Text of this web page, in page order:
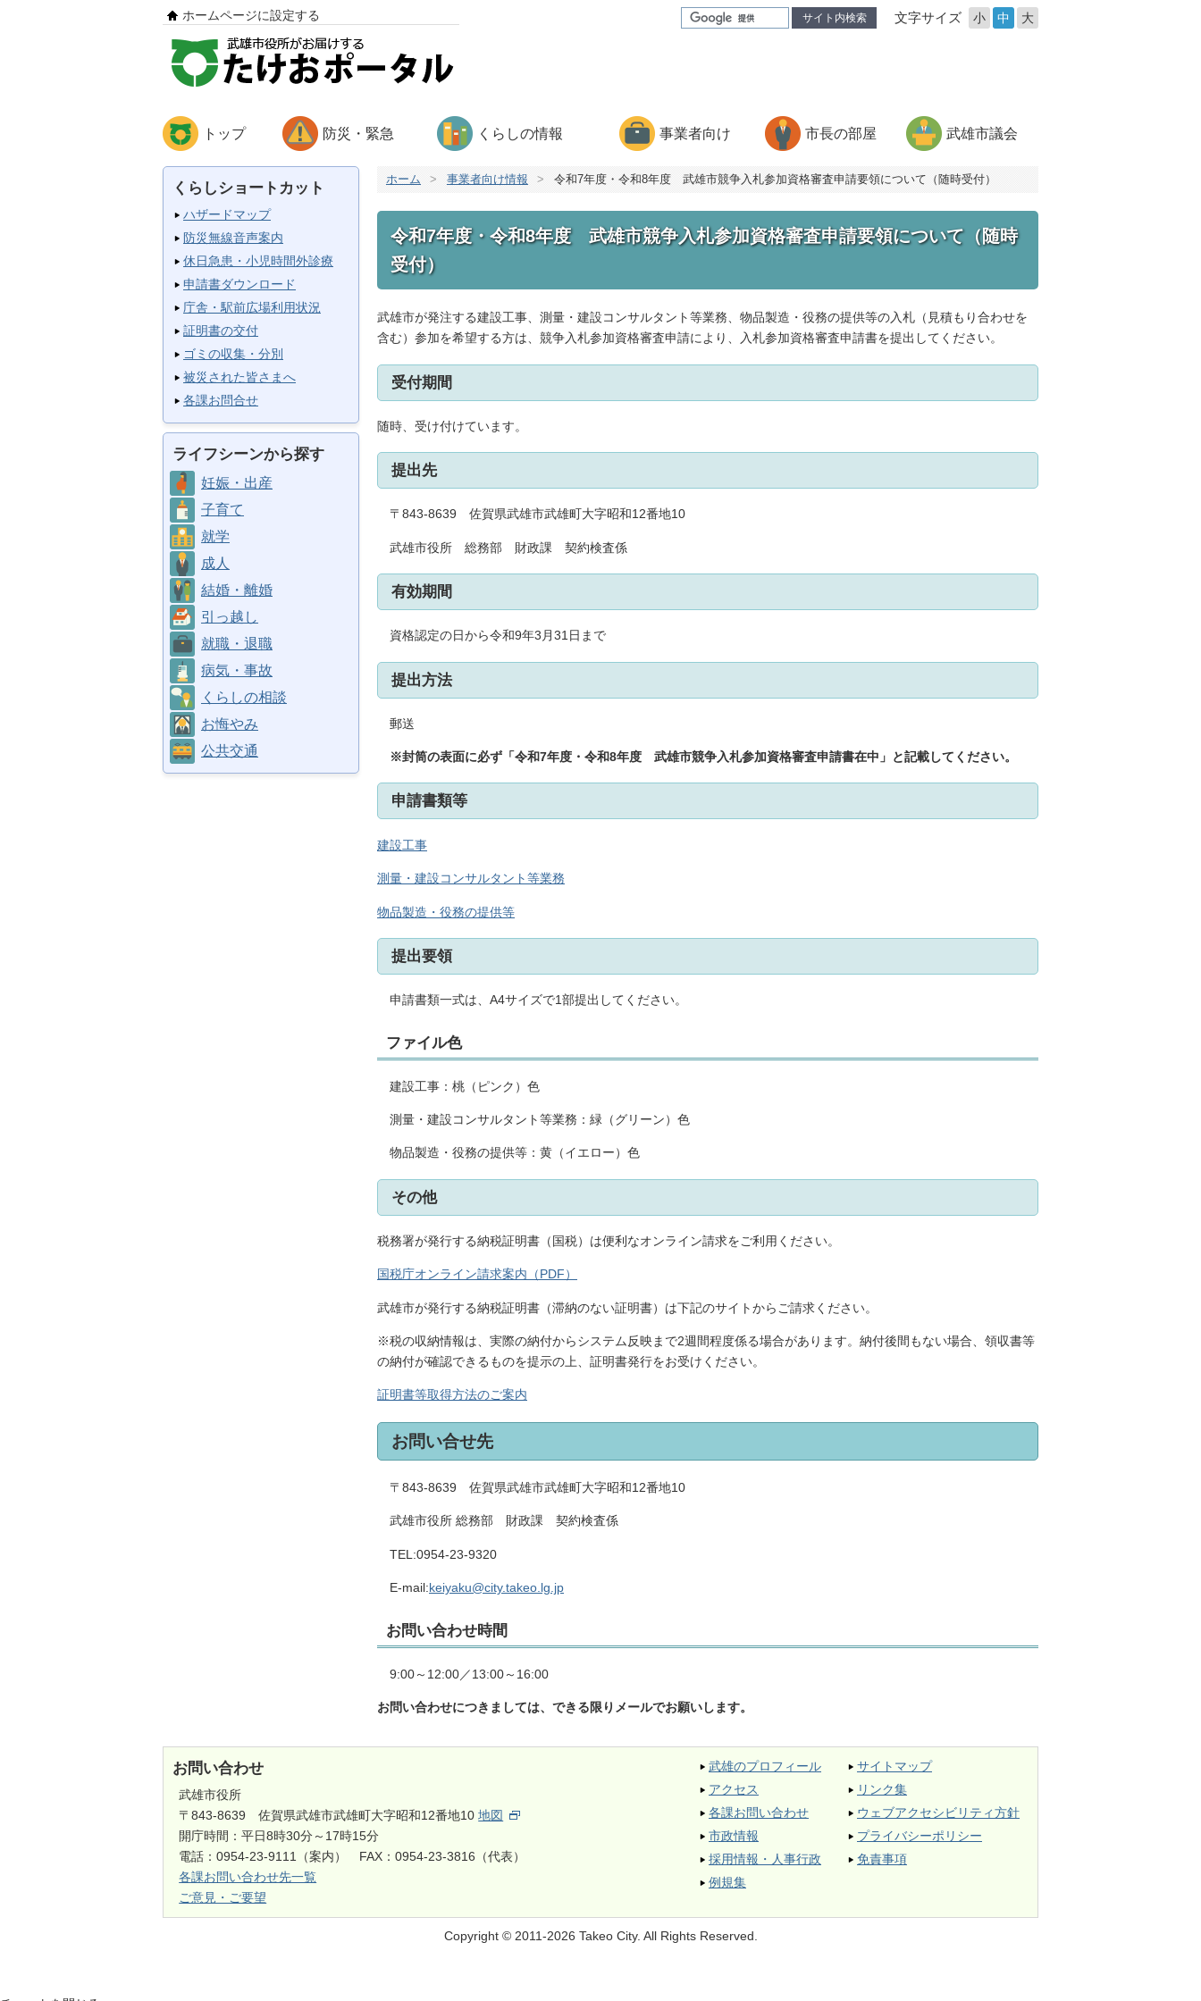
サイト内検索 文字サイズ 小 中 大
ホームページに設定する
トップ 防災・緊急 くらしの情報 事業者向け 市長の部屋 武雄市議会
くらしショートカット
ハザードマップ
防災無線音声案内
休日急患・小児時間外診療
申請書ダウンロード
庁舎・駅前広場利用状況
証明書の交付
ゴミの収集・分別
被災された皆さまへ
各課お問合せ
ライフシーンから探す
妊娠・出産
子育て
就学
成人
結婚・離婚
引っ越し
就職・退職
病気・事故
くらしの相談
お悔やみ
公共交通
ホーム > 事業者向け情報 > 令和7年度・令和8年度 武雄市競争入札参加資格審査申請要領について（随時受付）
令和7年度・令和8年度 武雄市競争入札参加資格審査申請要領について（随時
受付）
武雄市が発注する建設工事、測量・建設コンサルタント等業務、物品製造・役務の提供等の入札（見積もり合わせを
含む）参加を希望する方は、競争入札参加資格審査申請により、入札参加資格審査申請書を提出してください。
受付期間
随時、受け付けています。
提出先
〒843-8639 佐賀県武雄市武雄町大字昭和12番地10
武雄市役所 総務部 財政課 契約検査係
有効期間
資格認定の日から令和9年3月31日まで
提出方法
郵送
※封筒の表面に必ず「令和7年度・令和8年度 武雄市競争入札参加資格審査申請書在中」と記載してください。
申請書類等
建設工事
測量・建設コンサルタント等業務
物品製造・役務の提供等
提出要領
申請書類一式は、A4サイズで1部提出してください。
ファイル色
建設工事：桃（ピンク）色
測量・建設コンサルタント等業務：緑（グリーン）色
物品製造・役務の提供等：黄（イエロー）色
その他
税務署が発行する納税証明書（国税）は便利なオンライン請求をご利用ください。
国税庁オンライン請求案内（PDF）
武雄市が発行する納税証明書（滞納のない証明書）は下記のサイトからご請求ください。
※税の収納情報は、実際の納付からシステム反映まで2週間程度係る場合があります。納付後間もない場合、領収書等
の納付が確認できるものを提示の上、証明書発行をお受けください。
証明書等取得方法のご案内
お問い合せ先
〒843-8639 佐賀県武雄市武雄町大字昭和12番地10
武雄市役所 総務部 財政課 契約検査係
TEL:0954-23-9320
E-mail:keiyaku@city.takeo.lg.jp
お問い合わせ時間
9:00～12:00／13:00～16:00
お問い合わせにつきましては、できる限りメールでお願いします。
お問い合わせ
武雄市役所
〒843-8639 佐賀県武雄市武雄町大字昭和12番地10地図
開庁時間：平日8時30分～17時15分
電話：0954-23-9111（案内） FAX：0954-23-3816（代表）
各課お問い合わせ先一覧
ご意見・ご要望
武雄のプロフィール
アクセス
各課お問い合わせ
市政情報
採用情報・人事行政
例規集
サイトマップ
リンク集
ウェブアクセシビリティ方針
プライバシーポリシー
免責事項
Copyright © 2011-2026 Takeo City. All Rights Reserved.